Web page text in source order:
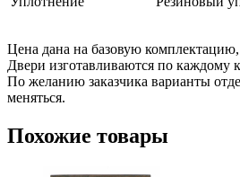
Цена дана на базовую
Двери изготавливаются по каждому
По желанию заказчика варианты
меняться.
Похожие товары